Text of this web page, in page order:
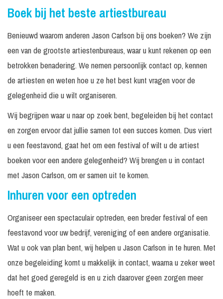
Boek bij het beste artiestbureau
Benieuwd waarom anderen Jason Carlson bij ons boeken? We zijn
een van de grootste artiestenbureaus, waar u kunt rekenen op een
betrokken benadering. We nemen persoonlijk contact op, kennen
de artiesten en weten hoe u ze het best kunt vragen voor de
gelegenheid die u wilt organiseren.
Wij begrijpen waar u naar op zoek bent, begeleiden bij het contact
en zorgen ervoor dat jullie samen tot een succes komen. Dus viert
u een feestavond, gaat het om een festival of wilt u de artiest
boeken voor een andere gelegenheid? Wij brengen u in contact
met Jason Carlson, om er samen uit te komen.
Inhuren voor een optreden
Organiseer een spectaculair optreden, een breder festival of een
feestavond voor uw bedrijf, vereniging of een andere organisatie.
Wat u ook van plan bent, wij helpen u Jason Carlson in te huren. Met
onze begeleiding komt u makkelijk in contact, waarna u zeker weet
dat het goed geregeld is en u zich daarover geen zorgen meer
hoeft te maken.